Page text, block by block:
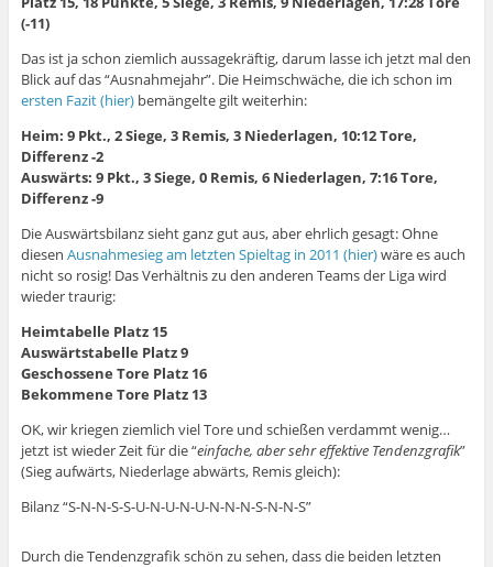
(-11)
Das ist ja schon ziemlich aussagekräftig, darum lasse ich jetzt mal den
Blick auf das “Ausnahmejahr”. Die Heimschwäche, die ich schon im
ersten Fazit (hier)bemängelte gilt weiterhin:
Heim: 9 Pkt., 2 Siege, 3 Remis, 3 Niederlagen, 10:12 Tore,
Differenz -2
Auswärts: 9 Pkt., 3 Siege, 0 Remis, 6 Niederlagen, 7:16 Tore,
Differenz -9
Die Auswärtsbilanz sieht ganz gut aus, aber ehrlich gesagt: Ohne
diesen Ausnahmesieg am letzten Spieltag in 2011 (hier)wäre es auch
nicht so rosig! Das Verhältnis zu den anderen Teams der Liga wird
wieder traurig:
Heimtabelle Platz 15
Auswärtstabelle Platz 9
Geschossene Tore Platz 16
Bekommene Tore Platz 13
OK, wir kriegen ziemlich viel Tore und schießen verdammt wenig…
jetzt ist wieder Zeit für die “einfache, aber sehr effektive Tendenzgrafik”
(Sieg aufwärts, Niederlage abwärts, Remis gleich):
Bilanz “S-N-N-S-S-U-N-U-N-U-N-N-N-S-N-N-S”
Durch die Tendenzgrafik schön zu sehen, dass die beiden letzten